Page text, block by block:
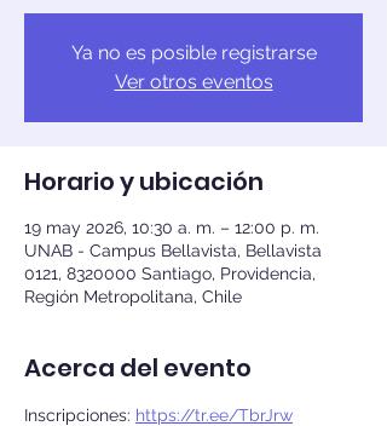
Ya no es posible registrarse
Ver otros eventos
Horario y ubicación
19 may 2026, 10:30 a. m. – 12:00 p. m.
UNAB - Campus Bellavista, Bellavista
0121, 8320000 Santiago, Providencia,
Región Metropolitana, Chile
Acerca del evento
Inscripciones: https://tr.ee/TbrJrw